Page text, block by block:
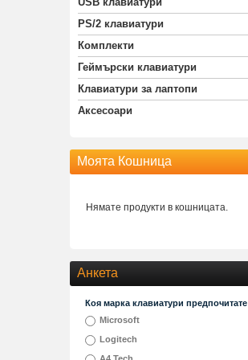
PS/2 клавиатури
Комплекти
Геймърски клавиатури
Клавиатури за лаптопи
Аксесоари
Моята Кошница
Нямате продукти в кошницата.
Анкета
Коя марка клавиатури предпочитате
Microsoft
Logitech